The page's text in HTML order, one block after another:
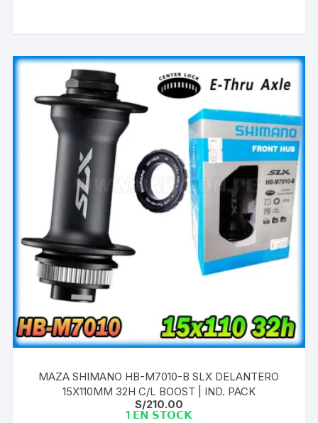
MAZA SHIMANO HB-M7010-B SLX DELANTERO
15X110MM 32H C/L BOOST | IND. PACK
S/210.00
1 𝗘𝗡 𝗦𝗧𝗢𝗖𝗞